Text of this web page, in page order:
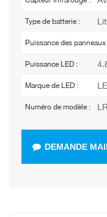
Type de batterie :
Puissance des
Puissance LED :
Marque de LED :
Numéro de modèle :
DEMANDE